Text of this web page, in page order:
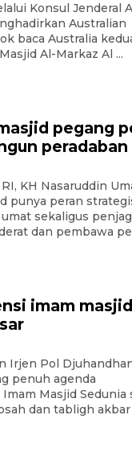
Konsul Jenderal
Australian
baca Australia
Al-Markaz Al ...
pegang
peradaban
KH Nasaruddin
punya peran
sekaligus
dan pembawa
imam masjid
Irjen Pol
penuh agenda
Masjid Sedunia
dan tabligh akbar